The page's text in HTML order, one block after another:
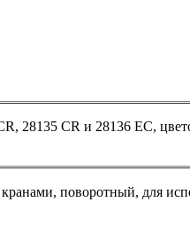
28135 CR и 28136 EC,
поворотный, для